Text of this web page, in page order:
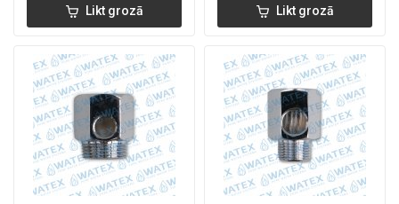
Likt grozā Likt grozā